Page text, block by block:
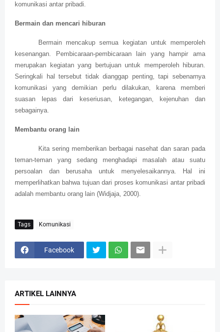
komunikasi antar pribadi.
Bermain dan mencari hiburan
Bermain mencakup semua kegiatan untuk memperoleh
kesenangan. Pembicaraan-pembicaraan lain yang hampir ama
merupakan kegiatan yang bertujuan untuk memperoleh hiburan.
Seringkali hal tersebut tidak dianggap penting, tapi sebenarnya
komunikasi yang demikian perlu dilakukan, karena memberi
suasan lepas dari keseriusan, ketegangan, kejenuhan dan
sebagainya.
Membantu orang lain
Kita sering memberikan berbagai nasehat dan saran pada
teman-teman yang sedang menghadapi masalah atau suatu
persoalan dan berusaha untuk menyelesaikannya. Hal ini
memperlihatkan bahwa tujuan dari proses komunikasi antar pribadi
adalah membantu orang lain (Widjaja, 2000).
Tags Komunikasi
Facebook
ARTIKEL LAINNYA